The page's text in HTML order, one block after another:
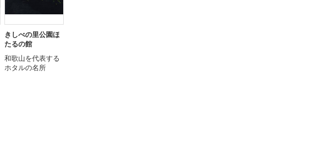
きしべの里公園ほ
たるの館
和歌山を代表する
ホタルの名所